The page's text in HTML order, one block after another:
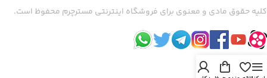
کلیه حقوق مادی و معنوی برای فروشگاه اینترنتی مسترچرم محفوظ است.